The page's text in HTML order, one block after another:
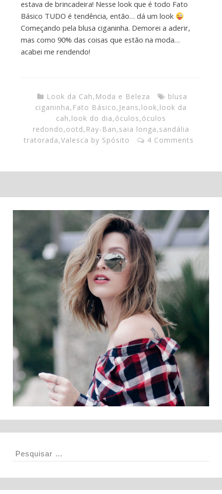
estava de brincadeira! Nesse look que é todo Fato
Básico TUDO é tendência, então… dá um look
Começando pela blusa ciganinha. Demorei a aderir,
mas como 90% das coisas que estão na moda…
acabei me rendendo!
Look da Cah, Moda e Beleza
blusa
ciganinha, Fato Básico, Jeans,look,look da
cah,look do dia,óculos,óculos
redondo,ootd, Ray-Ban,saia longa,sandália
tratorada,Valesca by Spósito 4 Comments